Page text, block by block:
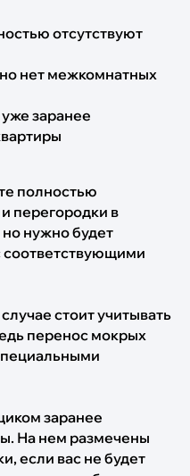
отсутствуют
нет межкомнатных
заранее
полностью
перегородки в
нужно будет
соответствующими
стоит учитывать
перенос мокрых
заранее
На нем размечены
если вас не будет